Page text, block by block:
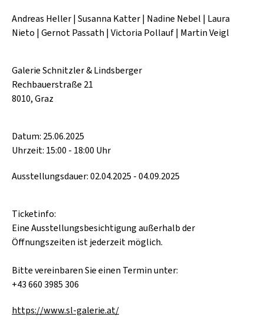
Andreas Heller | Susanna Katter | Nadine Nebel | Laura
Nieto | Gernot Passath | Victoria Pollauf | Martin Veigl
Galerie Schnitzler & Lindsberger
Rechbauerstraße 21
8010, Graz
Datum: 25.06.2025
Uhrzeit: 15:00 - 18:00 Uhr
Ausstellungsdauer: 02.04.2025 - 04.09.2025
Ticketinfo:
Eine Ausstellungsbesichtigung außerhalb der
Öffnungszeiten ist jederzeit möglich.
Bitte vereinbaren Sie einen Termin unter:
+43 660 3985 306
https://www.sl-galerie.at/